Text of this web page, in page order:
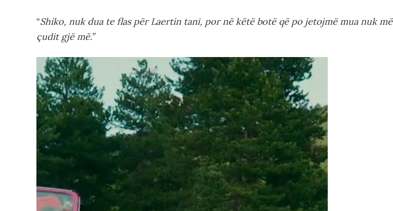
“Shiko, nuk dua te flas për Laertin tani, por në këtë botë që po jetojmë mua nuk më
çudit gjë më.”
Video
Player